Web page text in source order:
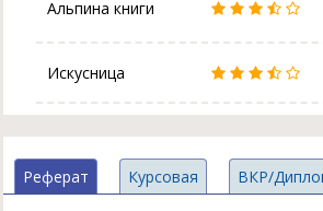
Альпина книги
Искусница
Реферат Курсовая ВКР/